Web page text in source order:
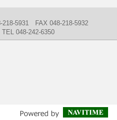
5931 FAX 048-218-5932
048-242-6350